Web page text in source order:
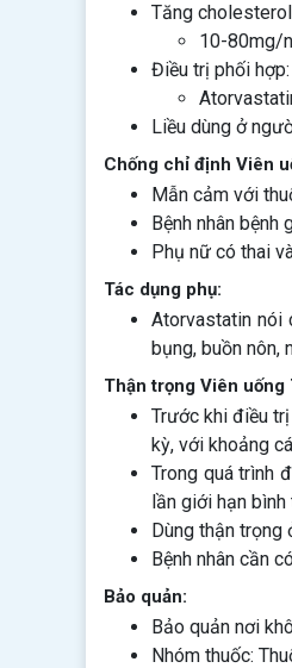
Tăng
10-80mg/
Điều trị phối hợp:
Liều dùng ở
Chống chỉ định Viên
Mẫn cảm với
Bệnh nhân bệnh
Phụ nữ có thai
Tác dụng phụ:
Atorvastatin nói
bụng, buồn nôn,
Thận trọng Viên
Trước khi điều
kỳ, với khoảng
Trong quá trình
lần giới hạn
Dùng thận trọng
Bệnh nhân cần
Bảo quản:
Bảo quản nơi
Nhóm thuốc: